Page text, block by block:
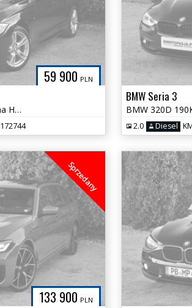
59 900 PLN
BMW 320XD MPakiet Panorama HeadUp NOWY ROZRZĄD Bezwypadkowa 172tys km
172744
BMW Seria 3
2.0 Diesel
133 900 PLN
Sprzedany